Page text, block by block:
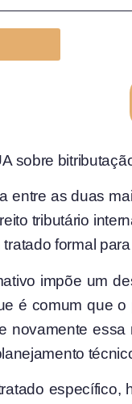
sobre
entre as duas
tributário
formal
impõe um
é comum que
novamente